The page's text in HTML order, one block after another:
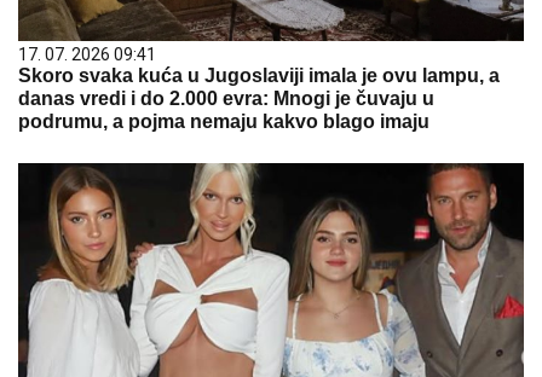
17. 07. 2026 09:41
Skoro svaka kuća u Jugoslaviji imala je ovu lampu, a
danas vredi i do 2.000 evra: Mnogi je čuvaju u
podrumu, a pojma nemaju kakvo blago imaju